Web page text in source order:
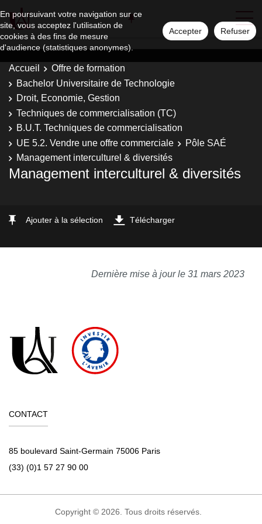
En poursuivant votre navigation sur ce
site, vous acceptez l'utilisation de
cookies à des fins de mesure
d'audience (statistiques anonymes).
Accepter Refuser
Accueil
Offre de formation
Bachelor Universitaire de Technologie
Droit, Economie, Gestion
Techniques de commercialisation (TC)
B.U.T. Techniques de commercialisation
UE 5.2. Vendre une offre commerciale
Pôle SAÉ
Management interculturel & diversités
Management interculturel & diversités
Ajouter à la sélection Télécharger
Dernière mise à jour le 31 mars 2023
CONTACT
85 boulevard Saint-Germain 75006 Paris
(33) (0)1 57 27 90 00
Copyright © 2026. Tous droits réservés.